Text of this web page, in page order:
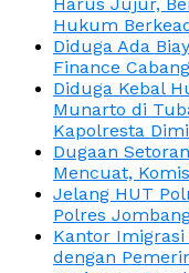
Hukum
Diduga Ada
Finance
Diduga Kebal
Munarto di
Kapolresta
Dugaan
Mencuat,
Jelang HUT
Polres
Kantor Imigrasi
dengan